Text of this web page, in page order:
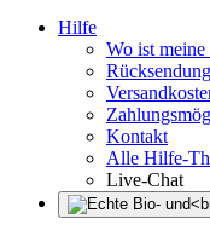
Hilfe
Wo ist
Kontakt
Alle Hilfe-
Live-Chat